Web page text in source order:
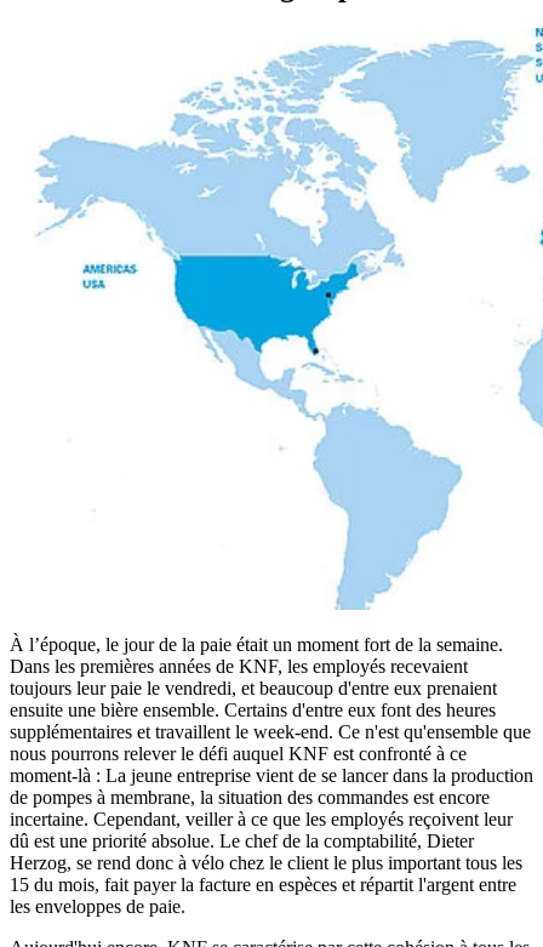
À l’époque, le jour de la paie était un moment fort de la semaine.
Dans les premières années de KNF, les employés recevaient
toujours leur paie le vendredi, et beaucoup d'entre eux prenaient
ensuite une bière ensemble. Certains d'entre eux font des heures
supplémentaires et travaillent le week-end. Ce n'est qu'ensemble que
nous pourrons relever le défi auquel KNF est confronté à ce
moment-là : La jeune entreprise vient de se lancer dans la production
de pompes à membrane, la situation des commandes est encore
incertaine. Cependant, veiller à ce que les employés reçoivent leur
dû est une priorité absolue. Le chef de la comptabilité, Dieter
Herzog, se rend donc à vélo chez le client le plus important tous les
15 du mois, fait payer la facture en espèces et répartit l'argent entre
les enveloppes de paie.